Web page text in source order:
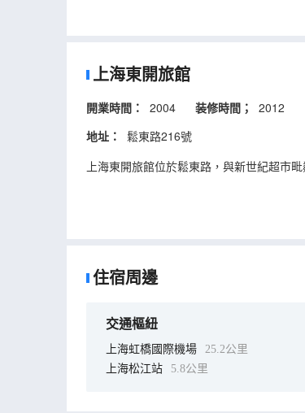
上海東開旅館
開業時間： 2004 装修時間；
2012
地址：
鬆東路216號
上海東開旅館位於鬆東路，與新世紀超市
住宿周邊
交通樞紐
上海虹橋國際機場
25.2公里
上海松江站
5.8公里